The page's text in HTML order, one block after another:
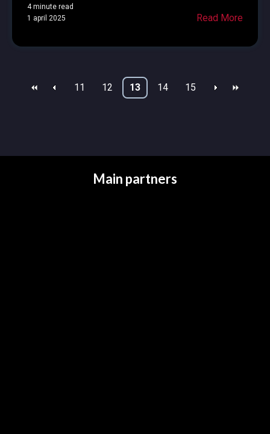
4 minute read
1 april 2025
Read More
11 12 13 14 15
Main partners